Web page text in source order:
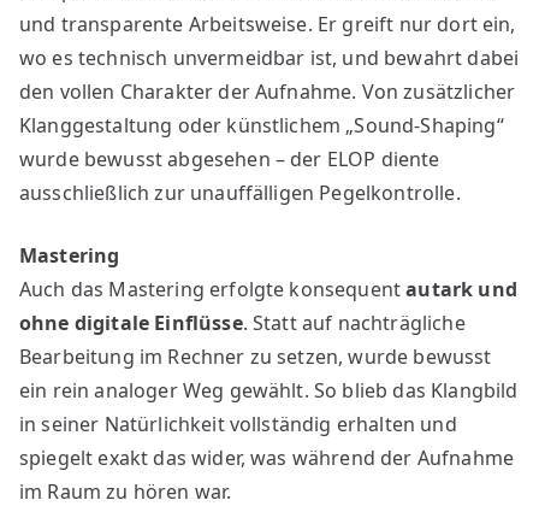
und transparente Arbeitsweise. Er greift nur dort ein,
wo es technisch unvermeidbar ist, und bewahrt dabei
den vollen Charakter der Aufnahme. Von zusätzlicher
Klanggestaltung oder künstlichem „Sound-Shaping“
wurde bewusst abgesehen – der ELOP diente
ausschließlich zur unauffälligen Pegelkontrolle.
Mastering
Auch das Mastering erfolgte konsequentautark und
ohne digitale Einflüsse. Statt auf nachträgliche
Bearbeitung im Rechner zu setzen, wurde bewusst
ein rein analoger Weg gewählt. So blieb das Klangbild
in seiner Natürlichkeit vollständig erhalten und
spiegelt exakt das wider, was während der Aufnahme
im Raum zu hören war.